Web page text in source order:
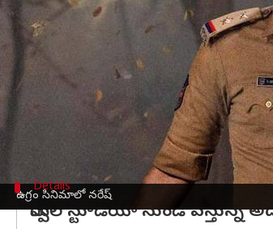
ఉగ్రం సినిమాలో నరేష్
తెలుగు ప్రేక్షకులకు వినోదం పంచడానికి
చేస్తున్నాయి.
ఉగ్రం
50కి పైగా సినిమాలతో ప్రేక్షకులను
నాంది దర్శకుడు విజయ్ కనకమేడల
Details
మార్వెల్ స్టూడియో నుండి వస్తున్న